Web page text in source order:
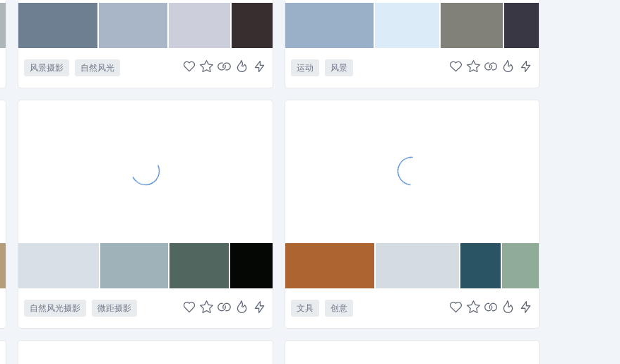
风景摄影 自然风光 运动 风景
自然风光摄影 微距摄影 文具 创意